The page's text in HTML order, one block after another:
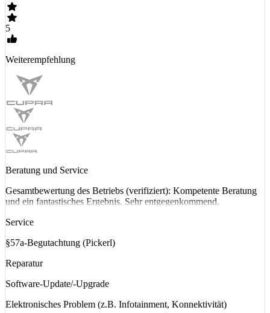
5
Weiterempfehlung
Beratung und Service
Gesamtbewertung des Betriebs (verifiziert): Kompetente Beratung
und ein fantastisches Ergebnis. Sehr entgegenkommend.
Service
§57a-Begutachtung (Pickerl)
Reparatur
Software-Update/-Upgrade
Elektronisches Problem (z.B. Infotainment, Konnektivität)